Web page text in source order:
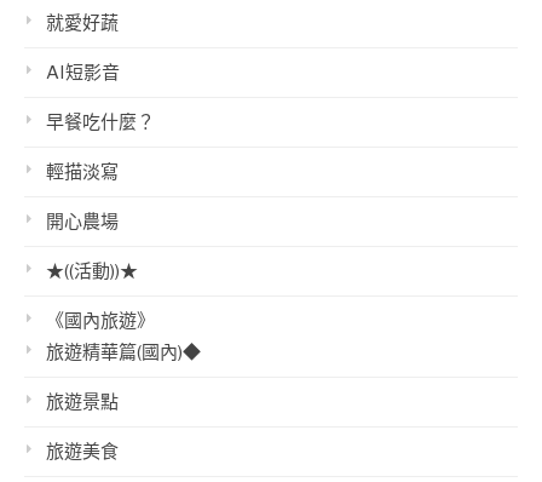
就愛好蔬
AI短影音
早餐吃什麼？
輕描淡寫
開心農場
★((活動))★
《國內旅遊》
旅遊精華篇(國內)◆
旅遊景點
旅遊美食